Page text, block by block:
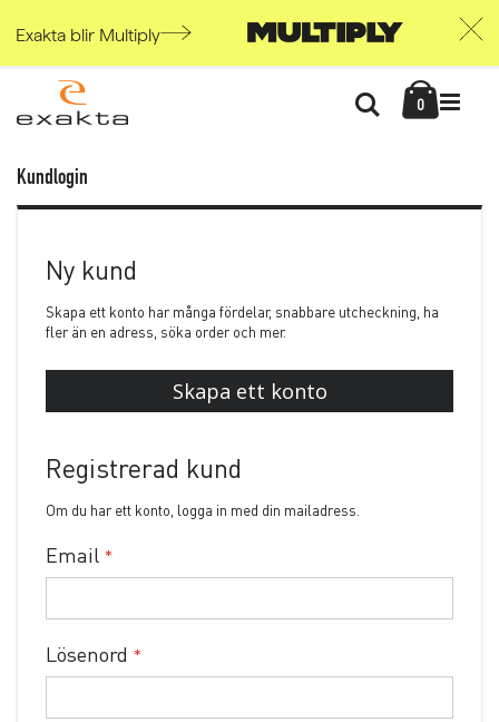
Exakta blir Multiply
Content
0items
Söka
Kundlogin
Ny kund
Skapa ett konto har många fördelar, snabbare utcheckning, ha
fler än en adress, söka order och mer.
Skapa ett konto
Registrerad kund
Om du har ett konto, logga in med din mailadress.
Email
Lösenord